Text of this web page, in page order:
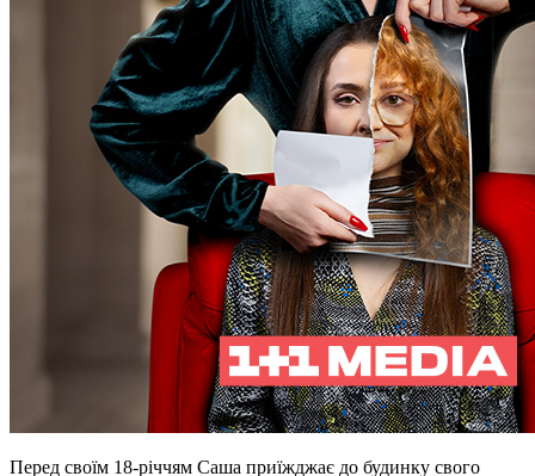
Перед своїм 18-річчям Саша приїжджає до будинку свого